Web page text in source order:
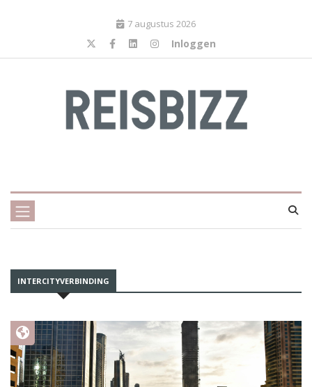
7 augustus 2026
Inloggen
INTERCITYVERBINDING